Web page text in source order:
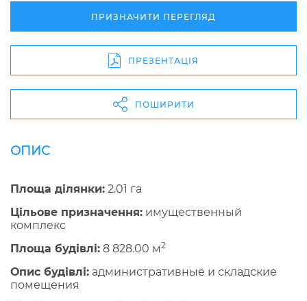
ПРИЗНАЧИТИ ПЕРЕГЛЯД
ПРЕЗЕНТАЦІЯ
ПОШИРИТИ
ОПИС
Площа ділянки: 2.01 га
Цільове призначення: имущественный
комплекс
Площа будівлі: 8 828.00 м2
Опис будівлі: административные и складские
помещения